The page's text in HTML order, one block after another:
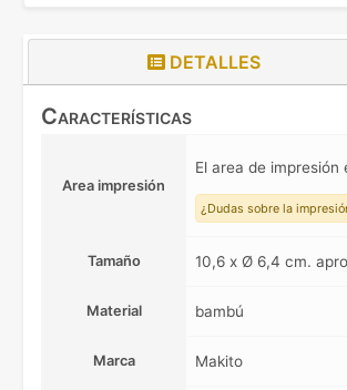
DETALLES
Características
Area impresión
El area de
¿Dudas sobre la
Tamaño 10,6 x Ø 6,4 cm.
Material bambú
Marca Makito